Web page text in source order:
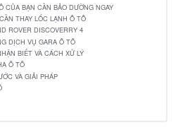
CỦA BẠN CẦN BẢO DƯỠNG NGAY
THAY LỐC LẠNH Ô TÔ
ROVER DISCOVERRY 4
DỊCH VỤ GARA Ô TÔ
BIẾT VÀ CÁCH XỬ LÝ
Ô TÔ
VÀ GIẢI PHÁP